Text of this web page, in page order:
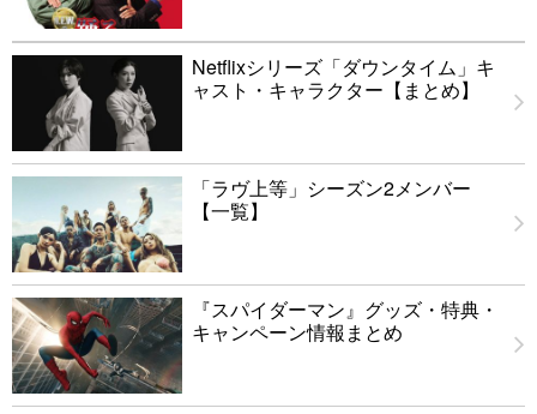
Netflixシリーズ「ダウンタイム」キ
ャスト・キャラクター【まとめ】
「ラヴ上等」シーズン2メンバー
【一覧】
『スパイダーマン』グッズ・特典・
キャンペーン情報まとめ